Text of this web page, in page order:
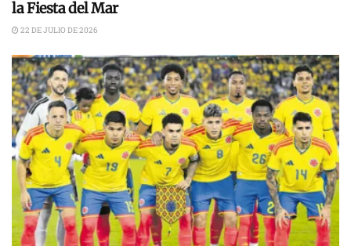
la Fiesta del Mar
22 DE JULIO DE 2026